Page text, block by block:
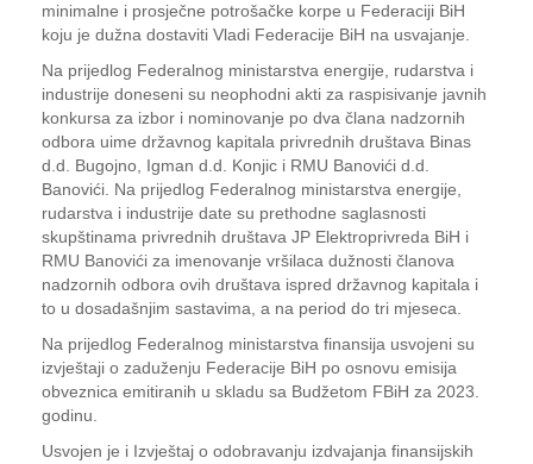
minimalne i prosječne potrošačke korpe u Federaciji BiH
koju je dužna dostaviti Vladi Federacije BiH na usvajanje.
Na prijedlog Federalnog ministarstva energije, rudarstva i
industrije doneseni su neophodni akti za raspisivanje javnih
konkursa za izbor i nominovanje po dva člana nadzornih
odbora uime državnog kapitala privrednih društava Binas
d.d. Bugojno, Igman d.d. Konjic i RMU Banovići d.d.
Banovići. Na prijedlog Federalnog ministarstva energije,
rudarstva i industrije date su prethodne saglasnosti
skupštinama privrednih društava JP Elektroprivreda BiH i
RMU Banovići za imenovanje vršilaca dužnosti članova
nadzornih odbora ovih društava ispred državnog kapitala i
to u dosadašnjim sastavima, a na period do tri mjeseca.
Na prijedlog Federalnog ministarstva finansija usvojeni su
izvještaji o zaduženju Federacije BiH po osnovu emisija
obveznica emitiranih u skladu sa Budžetom FBiH za 2023.
godinu.
Usvojen je i Izvještaj o odobravanju izdvajanja finansijskih